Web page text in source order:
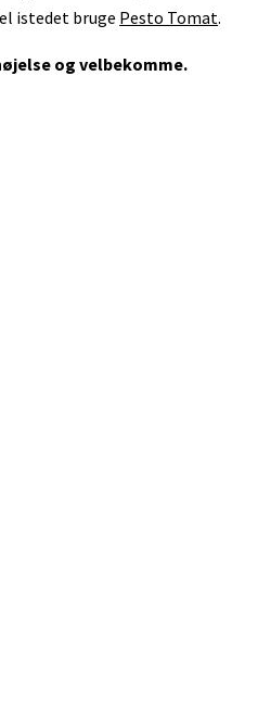
istedet bruge Pesto Tomat.
og velbekomme.